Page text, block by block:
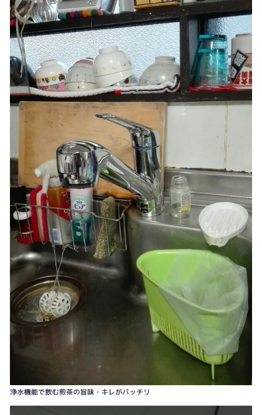
浄水機能で飲む煎茶の旨味・キレがバッチリ
浴室暖房乾燥機 寒さ解消・花粉時期梅雨時の洗濯物早く確実に乾きます